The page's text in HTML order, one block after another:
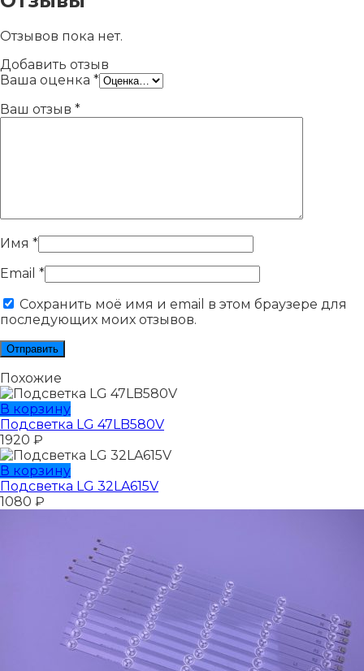
Отзывов пока нет.
Добавить отзыв
Ваша оценка *
Ваш отзыв *
Имя *
Email *
Сохранить моё имя и email в этом браузере для
последующих моих отзывов.
Похожие
В корзину
Подсветка LG 47LB580V
1920 ₽
В корзину
Подсветка LG 32LA615V
1080 ₽